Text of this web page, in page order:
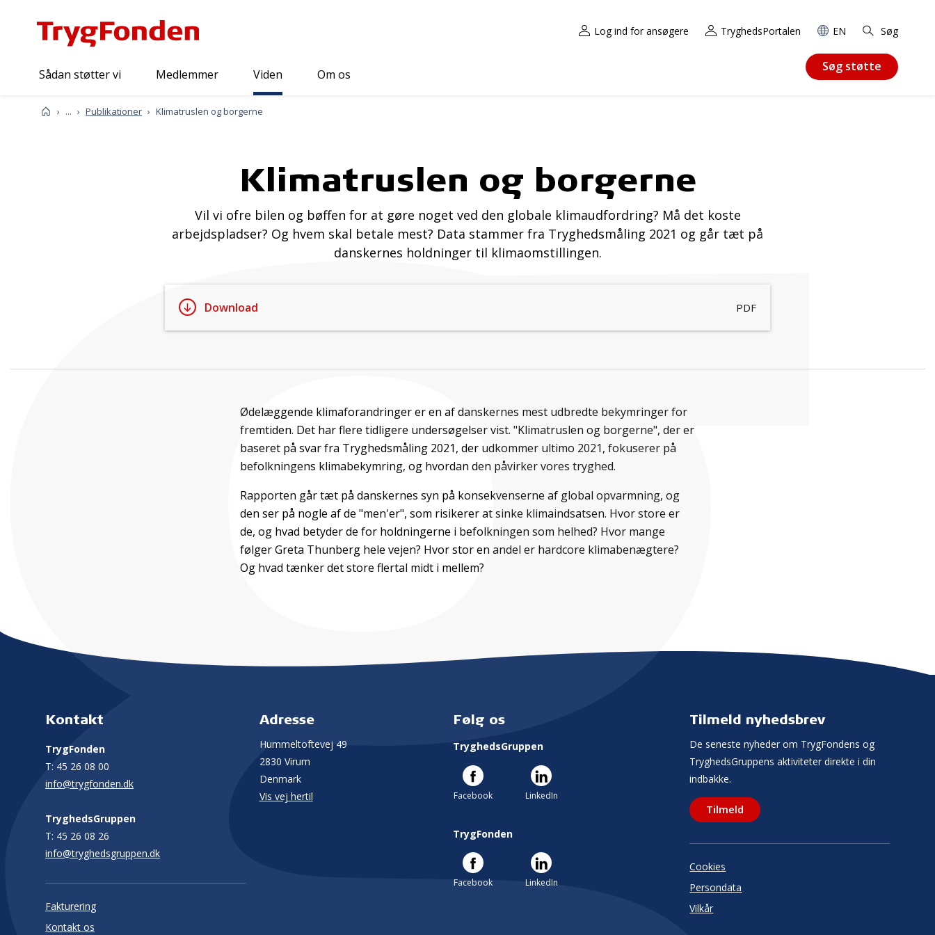
Log ind for ansøgere TryghedsPortalen EN Søg
Sådan støtter vi Medlemmer Viden Om os
Søg støtte
Forside
...
Viden Publikationer Klimatruslen og borgerne
Klimatruslen og borgerne
Vil vi ofre bilen og bøffen for at gøre noget ved den globale klimaudfordring? Må det koste
arbejdspladser? Og hvem skal betale mest? Data stammer fra Tryghedsmåling 2021 og går tæt på
danskernes holdninger til klimaomstillingen.
Download PDF
Ødelæggende klimaforandringer er en af danskernes mest udbredte bekymringer for
fremtiden. Det har flere tidligere undersøgelser vist. "Klimatruslen og borgerne", der er
baseret på svar fra Tryghedsmåling 2021, der udkommer ultimo 2021, fokuserer på
befolkningens klimabekymring, og hvordan den påvirker vores tryghed.
Rapporten går tæt på danskernes syn på konsekvenserne af global opvarmning, og
den ser på nogle af de "men'er", som risikerer at sinke klimaindsatsen. Hvor store er
de, og hvad betyder de for holdningerne i befolkningen som helhed? Hvor mange
følger Greta Thunberg hele vejen? Hvor stor en andel er hardcore klimabenægtere?
Og hvad tænker det store flertal midt i mellem?
Tilmeld nyhedsbrev
De seneste nyheder om TrygFondens og
TryghedsGruppens aktiviteter direkte i din
indbakke.
Tilmeld
Kontakt
TrygFonden
T: 45 26 08 00
info@trygfonden.dk
TryghedsGruppen
T: 45 26 08 26
info@tryghedsgruppen.dk
Adresse
Hummeltoftevej 49
2830 Virum
Denmark
Vis vej hertil
Fakturering
Kontakt os
Cookies
Persondata
Vilkår
Følg os
TryghedsGruppen
Facebook LinkedIn
TrygFonden
Facebook LinkedIn